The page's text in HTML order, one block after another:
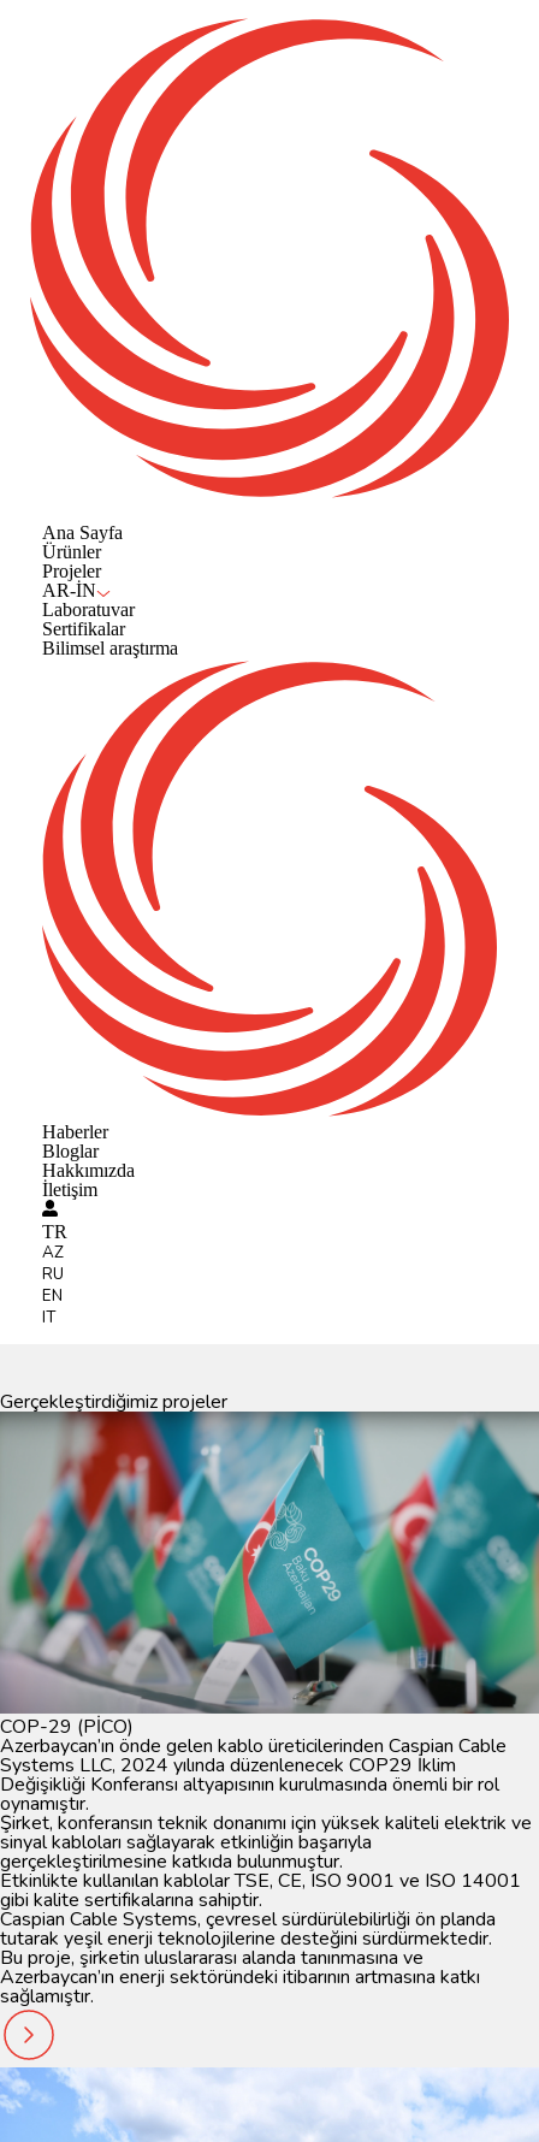
Ana Sayfa
Ürünler
Projeler
AR-İN
Laboratuvar
Sertifikalar
Bilimsel araştırma
Haberler
Bloglar
Hakkımızda
İletişim
TR
AZ
RU
EN
IT
Gerçekleştirdiğimiz projeler
COP-29 (PİCO)
Azerbaycan’ın önde gelen kablo üreticilerinden Caspian Cable
Systems LLC, 2024 yılında düzenlenecek COP29 İklim
Değişikliği Konferansı altyapısının kurulmasında önemli bir rol
oynamıştır.
Şirket, konferansın teknik donanımı için yüksek kaliteli elektrik ve
sinyal kabloları sağlayarak etkinliğin başarıyla
gerçekleştirilmesine katkıda bulunmuştur.
Etkinlikte kullanılan kablolar TSE, CE, ISO 9001 ve ISO 14001
gibi kalite sertifikalarına sahiptir.
Caspian Cable Systems, çevresel sürdürülebilirliği ön planda
tutarak yeşil enerji teknolojilerine desteğini sürdürmektedir.
Bu proje, şirketin uluslararası alanda tanınmasına ve
Azerbaycan’ın enerji sektöründeki itibarının artmasına katkı
sağlamıştır.